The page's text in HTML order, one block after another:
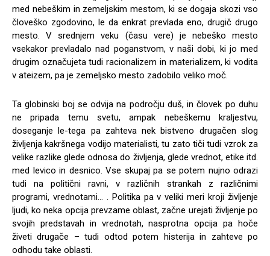
med nebeškim in zemeljskim mestom, ki se dogaja skozi vso
človeško zgodovino, le da enkrat prevlada eno, drugič drugo
mesto. V srednjem veku (času vere) je nebeško mesto
vsekakor prevladalo nad poganstvom, v naši dobi, ki jo med
drugim označujeta tudi racionalizem in materializem, ki vodita
v ateizem, pa je zemeljsko mesto zadobilo veliko moč.
Ta globinski boj se odvija na področju duš, in človek po duhu
ne pripada temu svetu, ampak nebeškemu kraljestvu,
doseganje le-tega pa zahteva nek bistveno drugačen slog
življenja kakršnega vodijo materialisti, tu zato tiči tudi vzrok za
velike razlike glede odnosa do življenja, glede vrednot, etike itd.
med levico in desnico. Vse skupaj pa se potem nujno odrazi
tudi na politični ravni, v različnih strankah z različnimi
programi, vrednotami… . Politika pa v veliki meri kroji življenje
ljudi, ko neka opcija prevzame oblast, začne urejati življenje po
svojih predstavah in vrednotah, nasprotna opcija pa hoče
živeti drugače – tudi odtod potem histerija in zahteve po
odhodu take oblasti.